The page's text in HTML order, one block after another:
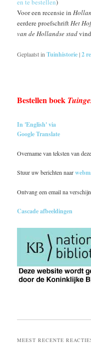
en te bestellen)
Voor een recensie in
eerdere proefschriftHet
van de Hollandse stad
Geplaatst in Tuinhistorie|2
Bestellen boek
In 'English' via
Google Translate
Overname van teksten van
Stuur uw berichten naar
Ontvang een email na
Cascade afbeeldingen
MEEST RECENTE